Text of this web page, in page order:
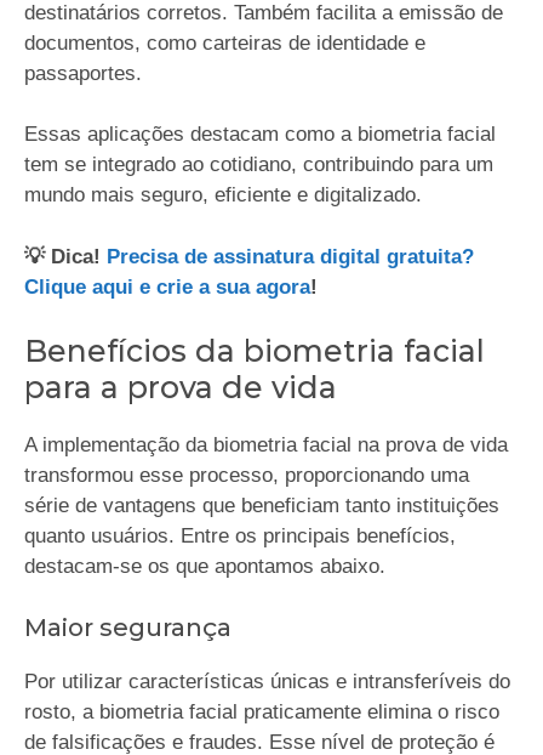
destinatários corretos. Também facilita a emissão de
documentos, como carteiras de identidade e
passaportes.
Essas aplicações destacam como a biometria facial
tem se integrado ao cotidiano, contribuindo para um
mundo mais seguro, eficiente e digitalizado.
💡 Dica! Precisa de assinatura digital gratuita?
Clique aqui e crie a sua agora!
Benefícios da biometria facial
para a prova de vida
A implementação da biometria facial na prova de vida
transformou esse processo, proporcionando uma
série de vantagens que beneficiam tanto instituições
quanto usuários. Entre os principais benefícios,
destacam-se os que apontamos abaixo.
Maior segurança
Por utilizar características únicas e intransferíveis do
rosto, a biometria facial praticamente elimina o risco
de falsificações e fraudes. Esse nível de proteção é